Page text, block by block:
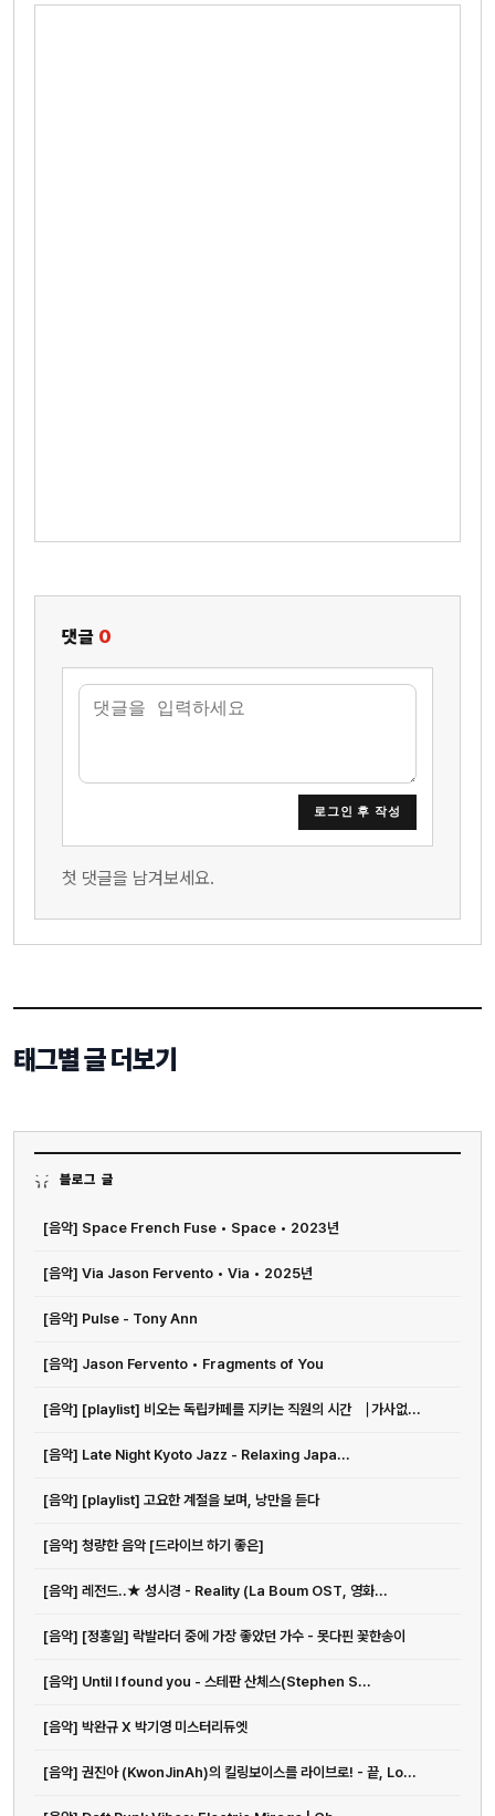
블로그 글
[음악] Space French Fuse • Space • 2023년
[음악] Via Jason Fervento • Via • 2025년
[음악] Pulse - Tony Ann
[음악] Jason Fervento • Fragments of You
[음악] [playlist] 비오는 독립카페를 지키는 직원의 시간 ⎹ 가사없...
[음악] Late Night Kyoto Jazz - Relaxing Japa...
[음악] [playlist] 고요한 계절을 보며, 낭만을 듣다
[음악] 청량한 음악 [드라이브 하기 좋은]
[음악] 레전드..★ 성시경 - Reality (La Boum OST, 영화...
[음악] [정홍일] 락발라더 중에 가장 좋았던 가수 - 못다핀 꽃한송이
[음악] Until I found you - 스테판 산체스(Stephen S...
[음악] 박완규 X 박기영 미스터리듀엣
[음악] 권진아 (KwonJinAh)의 킬링보이스를 라이브로! - 끝, Lo...
댓글 0
로그인 후 작성
첫 댓글을 남겨보세요.
태그별 글 더보기